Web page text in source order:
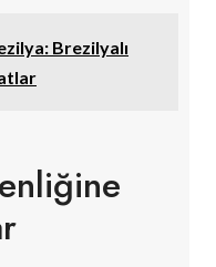
Brezilyalı